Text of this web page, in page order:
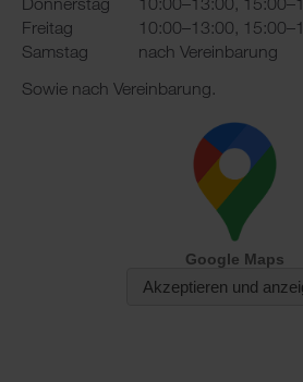
Freitag
10:00–13:00,
Samstag
nach Vereinbarung
Sowie nach Vereinbarung.